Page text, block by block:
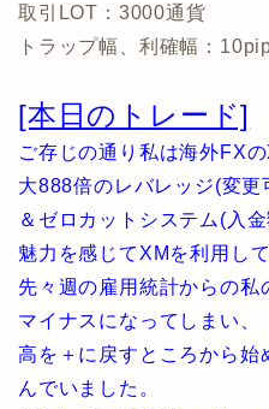
取引LOT：3000通貨
トラップ幅、利確幅：
[本日のトレード]
ご存じの通り私は海外FX
大888倍のレバレッジ(変更
＆ゼロカットシステム(入
魅力を感じてXMを利用して
先々週の雇用統計からの私
マイナスになってしまい、
高を＋に戻すところから始
んでいました。